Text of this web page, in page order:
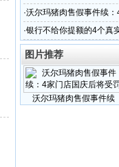
谁？
·沃尔玛猪肉售假事件续
·银行不给你提额的4个真
图片推荐
沃尔玛猪肉售假事件续